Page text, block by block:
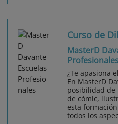
Curso de
MasterD
¿Te apasiona
En MasterD
posibilidad de
de cómic,
esta
todos los